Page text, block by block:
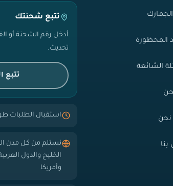
المحظورة
الشائعة
نحن
تتبع شحنتك
أدخل رقم الشحنة أو
تحديث.
تتبع
استقبال الطلبات
نستلم من كل مدن
الخليج والدول
وأمريكا